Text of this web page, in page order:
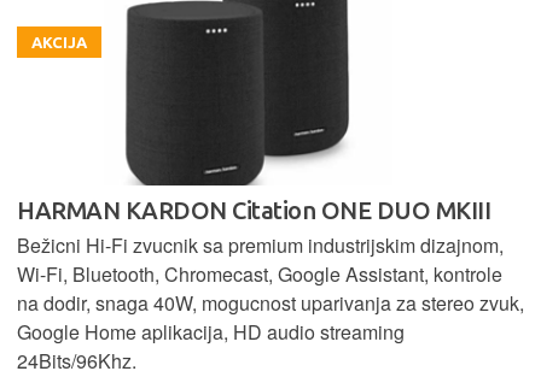
AKCIJA
HARMAN KARDON Citation ONE DUO MKIII
Bežicni Hi-Fi zvucnik sa premium industrijskim dizajnom,
Wi-Fi, Bluetooth, Chromecast, Google Assistant, kontrole
na dodir, snaga 40W, mogucnost uparivanja za stereo zvuk,
Google Home aplikacija, HD audio streaming
24Bits/96Khz.